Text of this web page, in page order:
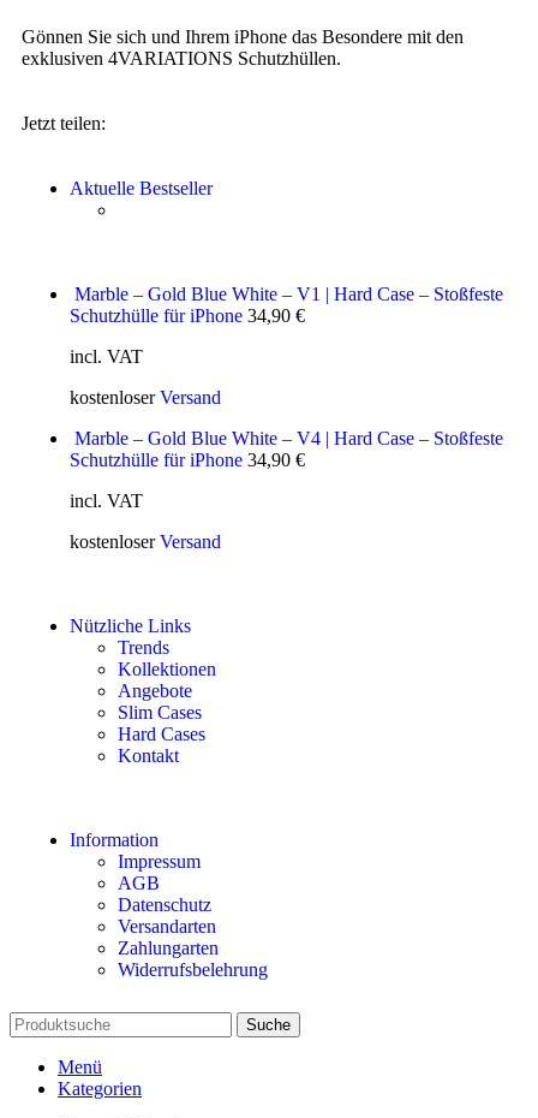
Gönnen Sie sich und Ihrem iPhone das Besondere mit den
exklusiven 4VARIATIONS Schutzhüllen.
Jetzt teilen:
Aktuelle Bestseller
Marble – Gold Blue White – V1 | Hard Case – Stoßfeste
Schutzhülle für iPhone 34,90 €
incl. VAT
kostenloserVersand
Marble – Gold Blue White – V4 | Hard Case – Stoßfeste
Schutzhülle für iPhone 34,90 €
incl. VAT
kostenloserVersand
Nützliche Links
Trends
Kollektionen
Angebote
Slim Cases
Hard Cases
Kontakt
Information
Impressum
AGB
Datenschutz
Versandarten
Zahlungarten
Widerrufsbelehrung
Suche
Menü
Kategorien